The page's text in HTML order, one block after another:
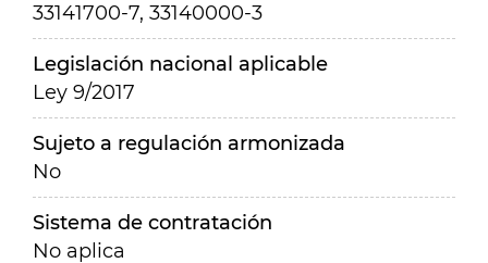
33141700-7, 33140000-3
Legislación nacional aplicable
Ley 9/2017
Sujeto a regulación armonizada
No
Sistema de contratación
No aplica